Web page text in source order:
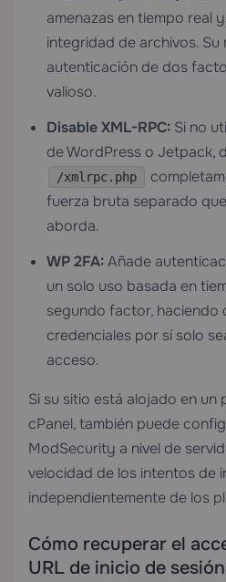
amenazas en tiempo real
integridad de archivos. Su
autenticación de dos
valioso.
Disable XML-RPC: Si no
de WordPress o Jetpack,
/xmlrpc.php
fuerza bruta separado
aborda.
WP 2FA:Añade
un solo uso basada en
segundo factor, haciendo
credenciales por sí solo
acceso.
Si su sitio está alojado en un
cPanel, también puede
ModSecurity a nivel de
velocidad de los intentos de
independientemente de los
Cómo recuperar el
URL de inicio de